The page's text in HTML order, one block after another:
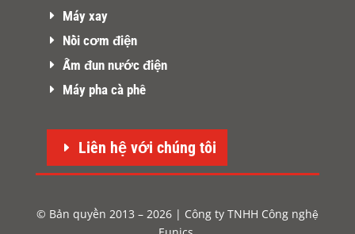
Máy xay
Nồi cơm điện
Ấm đun nước điện
Máy pha cà phê
Liên hệ với chúng tôi
© Bản quyền 2013 – 2026 | Công ty TNHH Công nghệ